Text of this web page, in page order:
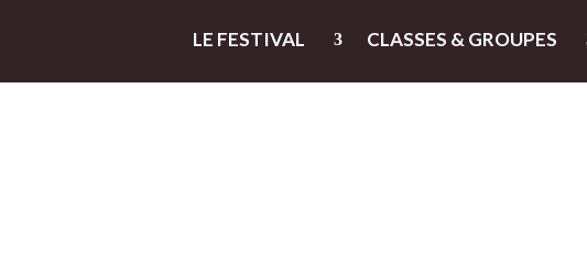
LE FESTIVAL CLASSES & GROUPES